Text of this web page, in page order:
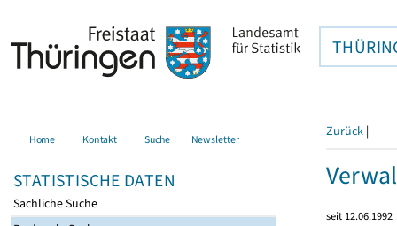
Home Kontakt Suche Newsletter
STATISTISCHE DATEN
Sachliche Suche
Zurück |
seit 12.06.1992